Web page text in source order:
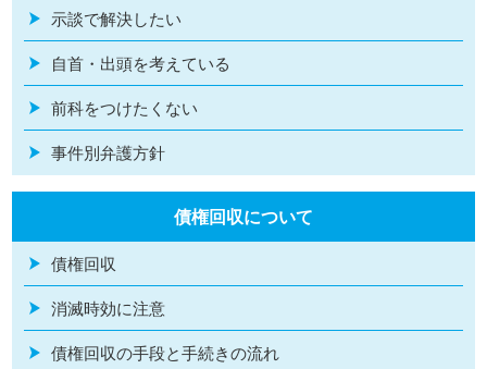
示談で解決したい
自首・出頭を考えている
前科をつけたくない
事件別弁護方針
債権回収について
債権回収
消滅時効に注意
債権回収の手段と手続きの流れ